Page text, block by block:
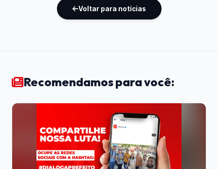
Voltar para notícias
Recomendamos para você: